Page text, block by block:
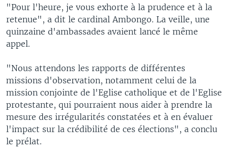
"Pour l'heure, je vous exhorte à la prudence et à la
retenue", a dit le cardinal Ambongo. La veille, une
quinzaine d'ambassades avaient lancé le même
appel.
"Nous attendons les rapports de différentes
missions d'observation, notamment celui de la
mission conjointe de l'Eglise catholique et de l'Eglise
protestante, qui pourraient nous aider à prendre la
mesure des irrégularités constatées et à en évaluer
l'impact sur la crédibilité de ces élections", a conclu
le prélat.